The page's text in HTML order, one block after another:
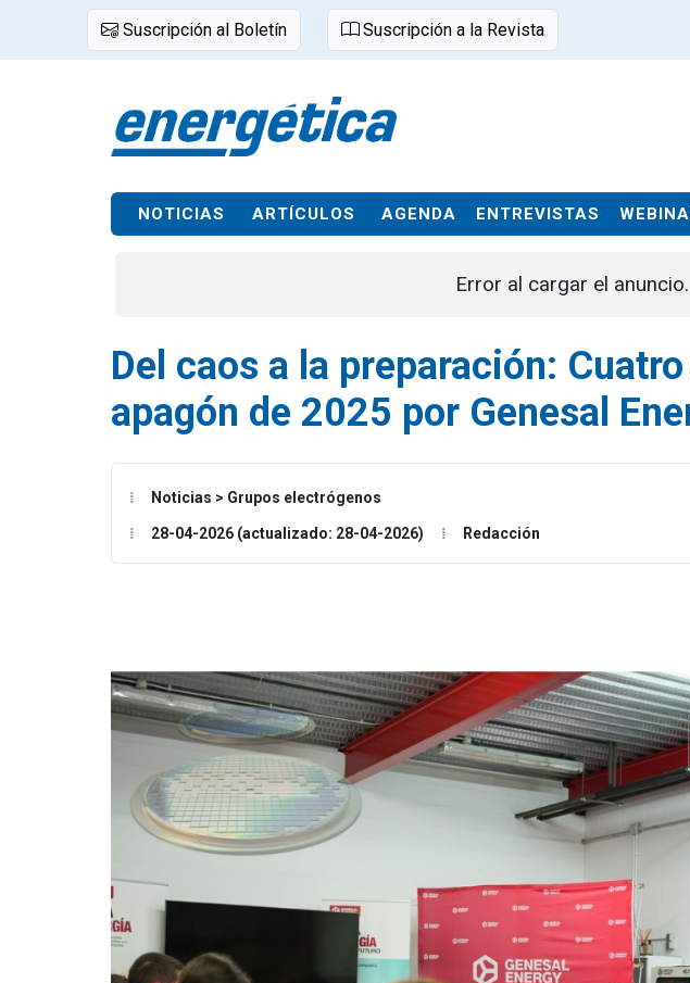
Suscripción al Boletín Suscripción a la Revista
NOTICIAS ARTÍCULOS AGENDA ENTREVISTAS
Error al cargar el anuncio.
Del caos a la preparación:
apagón de 2025 por Genesal
Noticias > Grupos electrógenos
28-04-2026 (actualizado: 28-04-2026) Redacción